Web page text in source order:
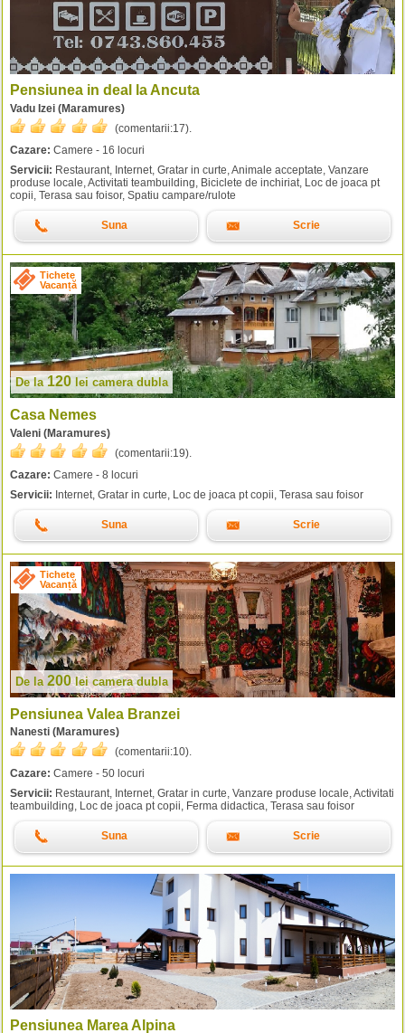
Pensiunea in deal la Ancuta
Vadu Izei (Maramures)
(comentarii:17).
Cazare: Camere - 16 locuri
Servicii: Restaurant, Internet, Gratar in curte, Animale acceptate, Vanzare
produse locale, Activitati teambuilding, Biciclete de inchiriat, Loc de joaca pt
copii, Terasa sau foisor, Spatiu campare/rulote
Suna Scrie
Tichete
Vacanță
De la120 lei camera dubla
Casa Nemes
Valeni (Maramures)
(comentarii:19).
Cazare: Camere - 8 locuri
Servicii: Internet, Gratar in curte, Loc de joaca pt copii, Terasa sau foisor
Suna Scrie
Tichete
Vacanță
De la 200leicamera dubla
Pensiunea Valea Branzei
Nanesti (Maramures)
(comentarii:10).
Cazare: Camere - 50 locuri
Servicii: Restaurant, Internet, Gratar in curte, Vanzare produse locale, Activitati
teambuilding, Loc de joaca pt copii, Ferma didactica, Terasa sau foisor
Suna Scrie
Pensiunea Marea Alpina